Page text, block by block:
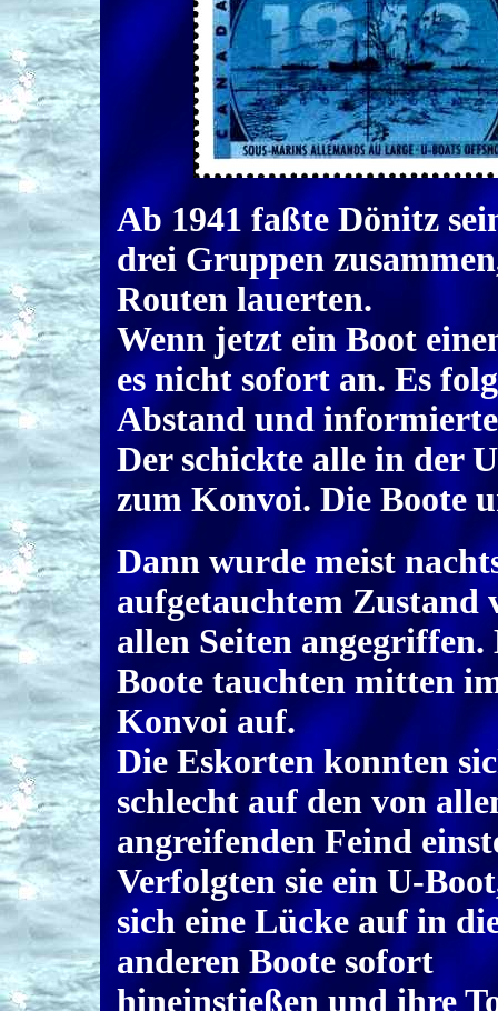
Ab 1941 faßte Dönitz
drei Gruppen
Routen lauerten.
Wenn jetzt ein Boot
es nicht sofort an. Es
Abstand und
Der schickte alle in der
zum Konvoi. Die Boote
Dann wurde meist
aufgetauchtem Zustand
allen Seiten angegriffen.
Boote tauchten mitten
Konvoi auf.
Die Eskorten konnten
schlecht auf den von
angreifenden Feind
Verfolgten sie ein U-
sich eine Lücke auf in
anderen Boote sofort
hineinstießen und ihre